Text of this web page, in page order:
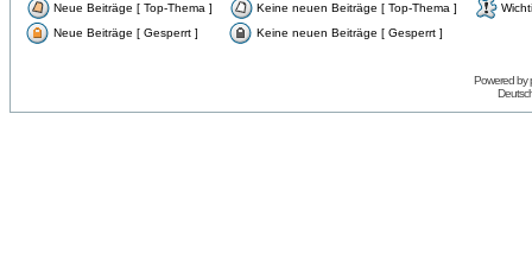
Neue Beiträge [ Top-Thema ]
Keine neuen Beiträge [ Top-Thema ]
Neue Beiträge [ Gesperrt ]
Keine neuen Beiträge [ Gesperrt ]
Powered by